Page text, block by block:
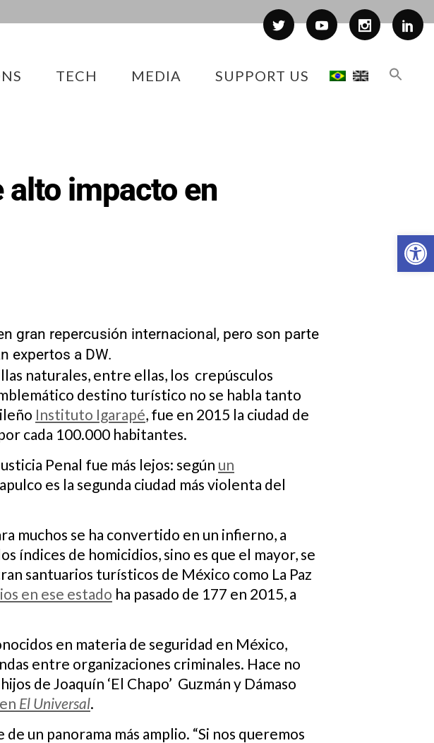
TECH MEDIA SUPPORT US
alto impacto en
gran repercusión internacional, pero son parte
expertos a DW.
naturales, entre ellas, los crepúsculos
destino turístico no se habla tanto
Instituto Igarapé, fue en 2015 la ciudad de
cada 100.000 habitantes.
Penal fue más lejos: según un
es la segunda ciudad más violenta del
muchos se ha convertido en un infierno, a
índices de homicidios, sino es que el mayor, se
santuarios turísticos de México como La Paz
en ese estado ha pasado de 177 en 2015, a
en materia de seguridad en México,
entre organizaciones criminales. Hace no
de Joaquín ‘El Chapo’ Guzmán y Dámaso
El Universal.
un panorama más amplio. “Si nos queremos